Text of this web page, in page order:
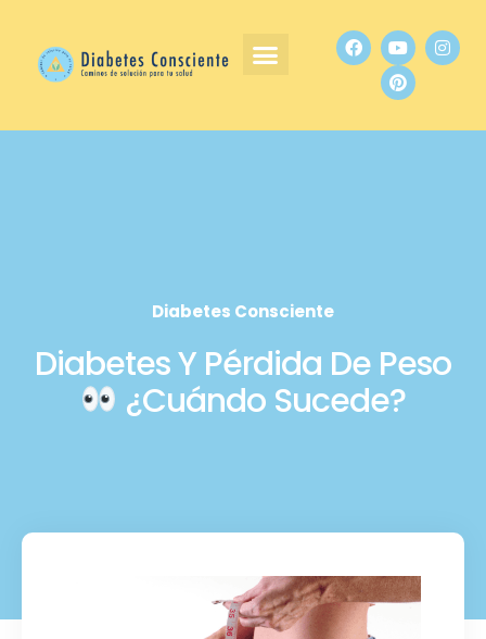
Diabetes Consciente
Diabetes Y Pérdida De Peso
¿cuándo Sucede?